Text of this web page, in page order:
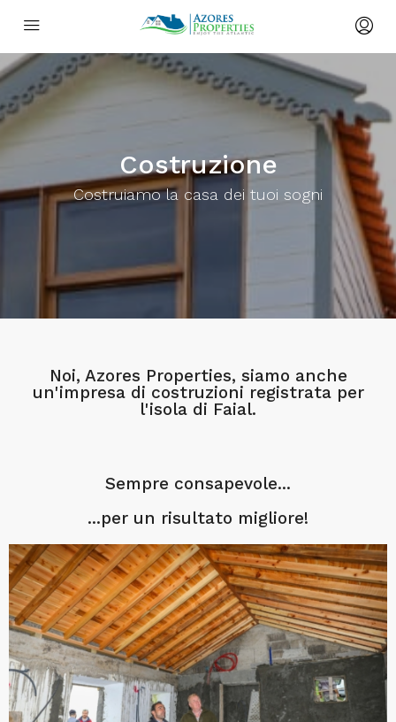
Costruzione
Costruiamo la casa dei tuoi sogni
Noi, Azores Properties, siamo anche
un'impresa di costruzioni registrata per
l'isola di Faial.
Sempre consapevole...
...per un risultato migliore!